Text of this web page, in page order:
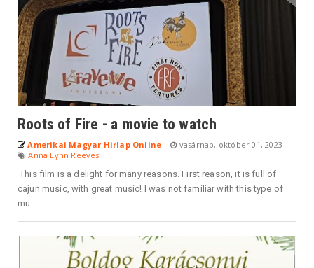
Roots of Fire - a movie to watch
Amerikai Magyar Hirlap Online
vasárnap, október 01, 2023
Anna Lynn Reeves
This film is a delight for many reasons. First reason, it is full of
cajun music, with great music! I was not familiar with this type of
mu...